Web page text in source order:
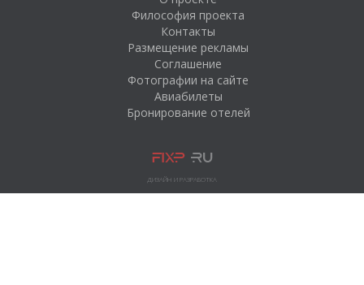
Философия проекта
Контакты
Размещение рекламы
Соглашение
Фотографии на сайте
Авиабилеты
Бронирование отелей
ДИЗАЙН И РАЗРАБОТКА